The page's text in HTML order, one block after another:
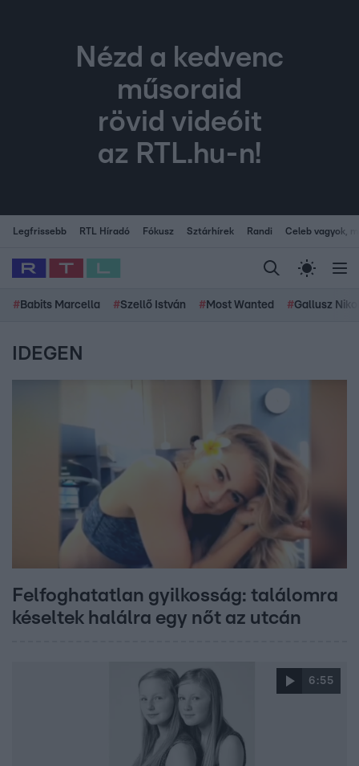
Nézd a kedvenc
műsoraid
rövid videóit
az RTL.hu-n!
Legfrissebb RTL Híradó Fókusz Sztárhírek Randi Celeb vagyok,
# Babits Marcella #Szellő István # Most Wanted #Gallusz
IDEGEN
Felfoghatatlan gyilkosság: találomra
késeltek halálra egy nőt az utcán
6:55